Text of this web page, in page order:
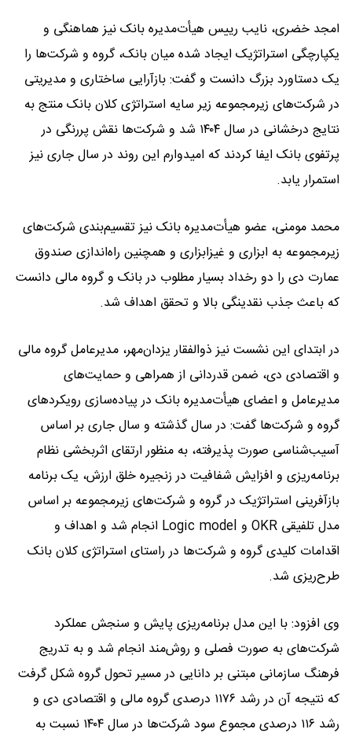
امجد خضری، نایب رییس هیأت‌مدیره بانک نیز هماهنگی و
یکپارچگی استراتژیک ایجاد شده میان بانک، گروه و شرکت‌ها را
یک دستاورد بزرگ دانست و گفت: بازآرایی ساختاری و مدیریتی
در شرکت‌های زیرمجموعه زیر سایه استراتژی کلان بانک منتج به
نتایج درخشانی در سال ۱۴۰۴ شد و شرکت‌ها نقش پررنگی در
پرتفوی بانک ایفا کردند که امیدوارم این روند در سال جاری نیز
استمرار یابد.
محمد مومنی، عضو هیأت‌مدیره بانک نیز تقسیم‌بندی شرکت‌های
زیرمجموعه به ابزاری و غیزابزاری و همچنین راه‌اندازی صندوق
عمارت دی را دو رخداد بسیار مطلوب در بانک و گروه مالی دانست
که باعث جذب نقدینگی بالا و تحقق اهداف شد.
در ابتدای این نشست نیز ذوالفقار یزدان‌مهر، مدیرعامل گروه مالی
و اقتصادی دی، ضمن قدردانی از همراهی و حمایت‌های
مدیرعامل و اعضای هیأت‌مدیره بانک در پیاده‌سازی رویکردهای
گروه و شرکت‌ها گفت: در سال گذشته و سال جاری بر اساس
آسیب‌شناسی صورت پذیرفته، به منظور ارتقای اثربخشی نظام
برنامه‌ریزی و افزایش شفافیت در زنجیره خلق ارزش، یک برنامه
بازآفرینی استراتژیک در گروه و شرکت‌های زیرمجموعه بر اساس
مدل تلفیقی OKR و Logic model انجام شد و اهداف و
اقدامات کلیدی گروه و شرکت‌ها در راستای استراتژی کلان بانک
طرح‌ریزی شد.
وی افزود: با این مدل برنامه‌ریزی پایش و سنجش عملکرد
شرکت‌های به صورت فصلی و روش‌مند انجام شد و به تدریج
فرهنگ سازمانی مبتنی بر دانایی در مسیر تحول گروه شکل گرفت
که نتیجه آن در رشد ۱۱۷۶ درصدی گروه مالی و اقتصادی دی و
رشد ۱۱۶ درصدی مجموع سود شرکت‌ها در سال ۱۴۰۴ نسبت به